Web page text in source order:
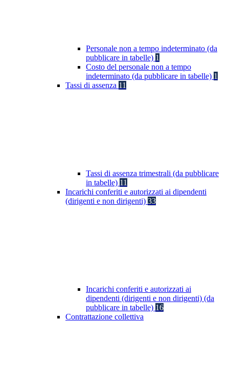
Personale non a tempo indeterminato (da
pubblicare in tabelle) 1
Costo del personale non a tempo
indeterminato (da pubblicare in tabelle) 1
Tassi di assenza 11
Tassi di assenza trimestrali (da pubblicare
in tabelle) 11
Incarichi conferiti e autorizzati ai dipendenti
(dirigenti e non dirigenti) 33
Incarichi conferiti e autorizzati ai
dipendenti (dirigenti e non dirigenti) (da
pubblicare in tabelle) 16
Contrattazione collettiva